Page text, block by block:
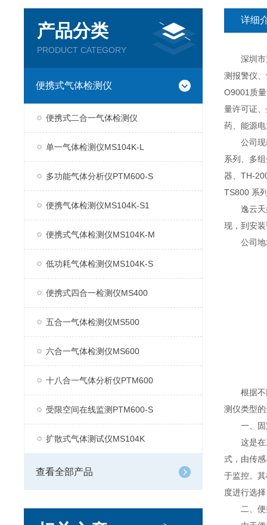
产品分类
PRODUCT CATEGORY
便携式气体检测仪
便携式二合一气体检测仪
单一气体检测仪MS104K-L
多功能气体分析仪PTM600-S
便携气体检测仪MS104K-S1
便携式气体检测仪MS104K-M
低功耗气体检测仪MS104K-S
便携式四合一检测仪MS400
五合一气体检测仪MS500
六合一气体检测仪MS600
十八合一气体分析仪PTM600
受限空间在线监测PTM600-S
扩散式气体测试仪MS104K
查看全部产品
详细
深圳市逸
测报警仪
O9001质
量许可证
药、能源
公司现已
系列、多
器、TH-
TS800 系
逸云天始
现，到安
公司地址
根据不同
测仪类型
一、固
这是在工
式，由传
于监控。
度进行选
二、便